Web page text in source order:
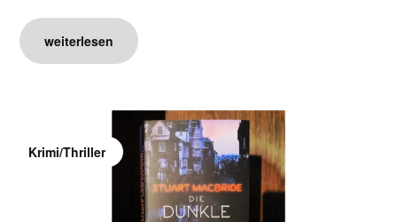
weiterlesen
Krimi/Thriller